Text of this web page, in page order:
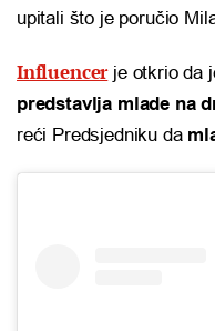
upitali što je poručio
Influencerje otkrio da
predstavlja mlade na
reći Predsjedniku da